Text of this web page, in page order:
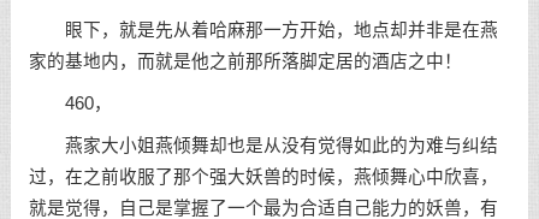
眼下，就是先从着哈麻那一方开始，地点却并非是在燕
家的基地内，而就是他之前那所落脚定居的酒店之中！
460，
燕家大小姐燕倾舞却也是从没有觉得如此的为难与纠结
过，在之前收服了那个强大妖兽的时候，燕倾舞心中欣喜，
就是觉得，自己是掌握了一个最为合适自己能力的妖兽，有